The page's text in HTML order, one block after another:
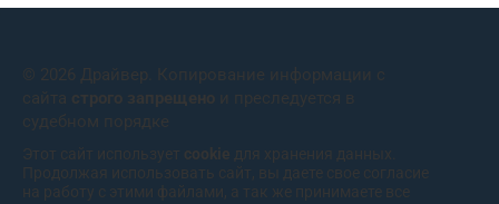
© 2026 Драйвер. Копирование информации с
сайта строго запрещено и преследуется в
судебном порядке
Этот сайт использует cookie для хранения данных.
Продолжая использовать сайт, вы даете свое согласие
на работу с этими файлами, а так же принимаете все